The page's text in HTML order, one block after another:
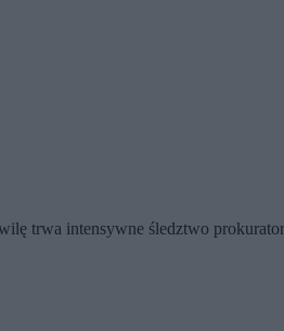
trwa intensywne śledztwo